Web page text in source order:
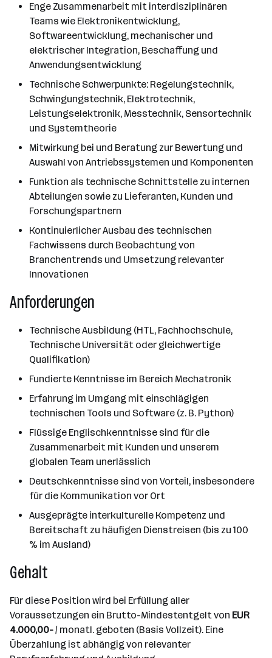
Enge Zusammenarbeit mit interdisziplinären
Teams wie Elektronikentwicklung,
Softwareentwicklung, mechanischer und
elektrischer Integration, Beschaffung und
Anwendungsentwicklung
Technische Schwerpunkte: Regelungstechnik,
Schwingungstechnik, Elektrotechnik,
Leistungselektronik, Messtechnik, Sensortechnik
und Systemtheorie
Mitwirkung bei und Beratung zur Bewertung und
Auswahl von Antriebssystemen und Komponenten
Funktion als technische Schnittstelle zu internen
Abteilungen sowie zu Lieferanten, Kunden und
Forschungspartnern
Kontinuierlicher Ausbau des technischen
Fachwissens durch Beobachtung von
Branchentrends und Umsetzung relevanter
Innovationen
Anforderungen
Technische Ausbildung (HTL, Fachhochschule,
Technische Universität oder gleichwertige
Qualifikation)
Fundierte Kenntnisse im Bereich Mechatronik
Erfahrung im Umgang mit einschlägigen
technischen Tools und Software (z. B. Python)
Flüssige Englischkenntnisse sind für die
Zusammenarbeit mit Kunden und unserem
globalen Team unerlässlich
Deutschkenntnisse sind von Vorteil, insbesondere
für die Kommunikation vor Ort
Ausgeprägte interkulturelle Kompetenz und
Bereitschaft zu häufigen Dienstreisen (bis zu 100
% im Ausland)
Gehalt
Für diese Position wird bei Erfüllung aller
Voraussetzungen ein Brutto-Mindestentgelt von EUR
4.000,00-/ monatl. geboten (Basis Vollzeit). Eine
Überzahlung ist abhängig von relevanter